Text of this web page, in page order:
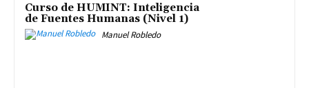
Curso de HUMINT: Inteligencia
de Fuentes Humanas (Nivel 1)
Manuel Robledo